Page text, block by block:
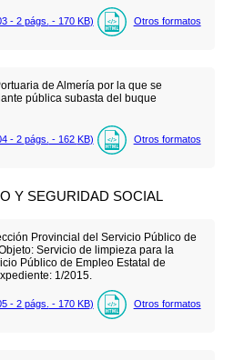
- 2 págs. - 170 KB) Otros formatos
de Almería por la que se
pública subasta del buque
- 2 págs. - 162 KB) Otros formatos
Y SEGURIDAD SOCIAL
Provincial del Servicio Público de
Servicio de limpieza para la
Público de Empleo Estatal de
1/2015.
- 2 págs. - 170 KB) Otros formatos